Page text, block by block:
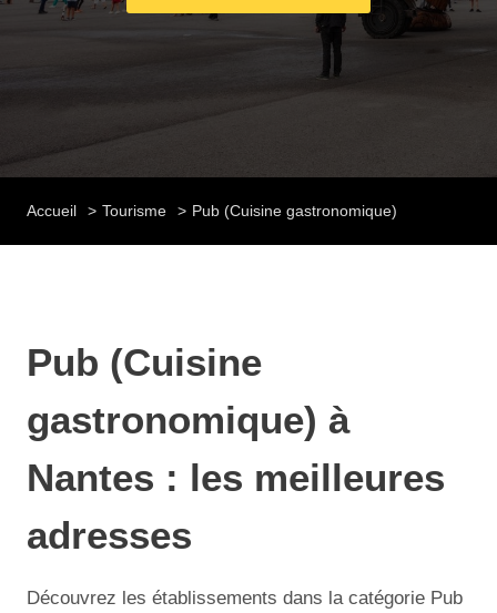
Accueil Tourisme Pub (Cuisine gastronomique)
Pub (Cuisine
gastronomique) à
Nantes : les meilleures
adresses
Découvrez les établissements dans la catégorie Pub